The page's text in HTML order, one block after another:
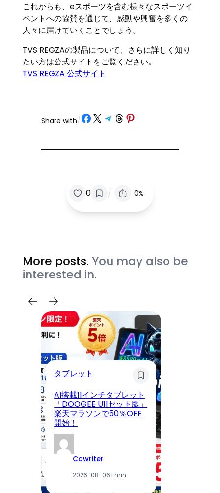
これからも、eスポーツを含む様々なスポーツイ
ベントへの協賛を通じて、感動や興奮を多くの
人々に届けていくことでしょう。
TVS REGZAの製品について、さらに詳しく知り
たい方は公式サイトをご覧ください。
TVS REGZA 公式サイト
Share with/ Share on Facebook
Share on X Share on Telegram
Share on Threads
Share on Pinterest
0 / 0%
More posts. You may also be
interested in.
タブレット
AI搭載11インチタブレット
「DOOGEE U11セット版」
楽天マラソンで50％OFF
開始！
Cowriter
2026-08-06·1 min